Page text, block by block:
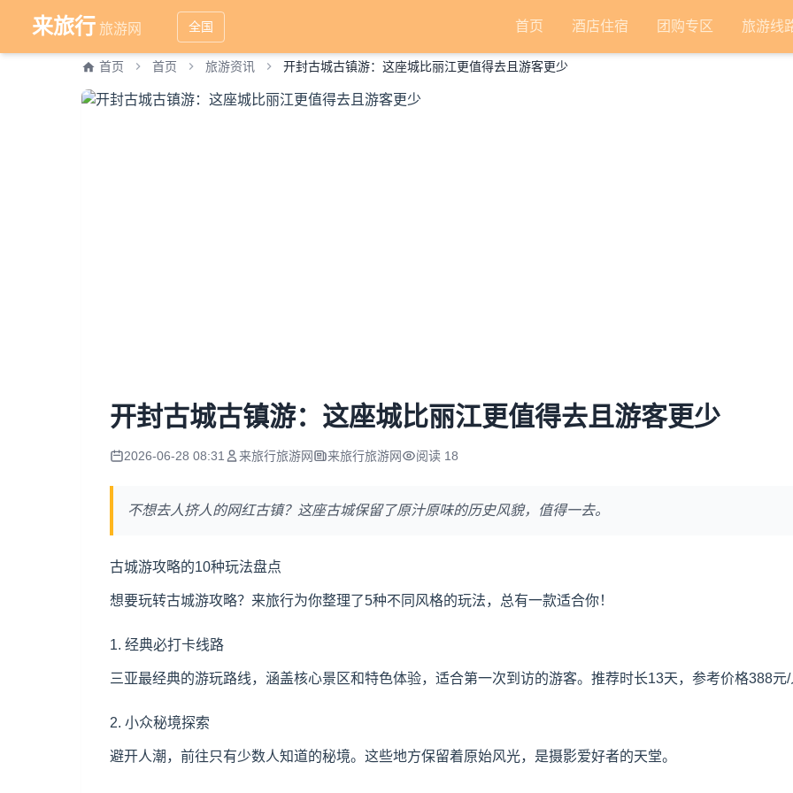
来旅行 旅游网 全国 首页 酒店住宿 团购专区 旅游线
首页 首页 旅游资讯 开封古城古镇游：这座城比丽江更值得去且游客更少
开封古城古镇游：这座城比丽江更值得去且游客更少
2026-06-28 08:31 来旅行旅游网 来旅行旅游网 阅读 18
不想去人挤人的网红古镇？这座古城保留了原汁原味的历史风貌，值得一去。
古城游攻略的10种玩法盘点
想要玩转古城游攻略？来旅行为你整理了5种不同风格的玩法，总有一款适合你！
1. 经典必打卡线路
三亚最经典的游玩路线，涵盖核心景区和特色体验，适合第一次到访的游客。推荐时长13天，参考价格388元
2. 小众秘境探索
避开人潮，前往只有少数人知道的秘境。这些地方保留着原始风光，是摄影爱好者的天堂。